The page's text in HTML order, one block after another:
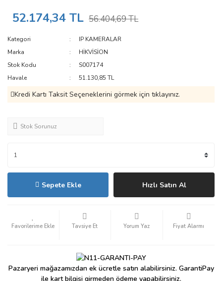
52.174,34 TL 56.404,69 TL
Kategori
IP KAMERALAR
Marka
HİKVİSİON
Stok Kodu
S007174
Havale
51.130,85 TL
Kredi Kartı Taksit Seçeneklerini görmek için tıklayınız.
Stok Sorunuz
Sepete Ekle Hızlı Satın Al
Tavsiye Et Yorum Yaz Fiyat Alarmı
Pazaryeri mağazamızdan ek ücretle satın alabilirsiniz. GarantiPay
ile kart bilgisi girmeden ödeme yapabilirsiniz.